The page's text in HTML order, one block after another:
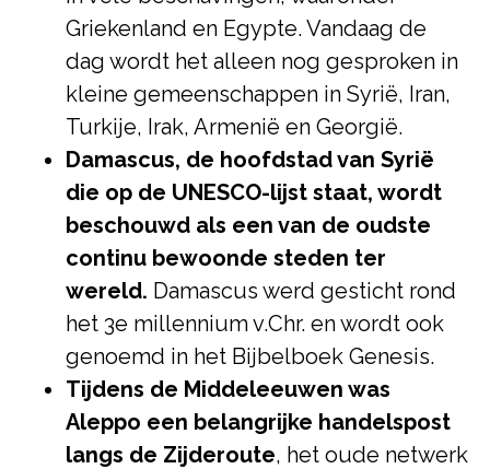
Griekenland en Egypte. Vandaag de
dag wordt het alleen nog gesproken in
kleine gemeenschappen in Syrië, Iran,
Turkije, Irak, Armenië en Georgië.
Damascus, de hoofdstad van Syrië
die op de UNESCO-lijst staat, wordt
beschouwd als een van de oudste
continu bewoonde steden ter
wereld. Damascus werd gesticht rond
het 3e millennium v.Chr. en wordt ook
genoemd in het Bijbelboek Genesis.
Tijdens de Middeleeuwen was
Aleppo een belangrijke handelspost
langs de Zijderoute, het oude netwerk